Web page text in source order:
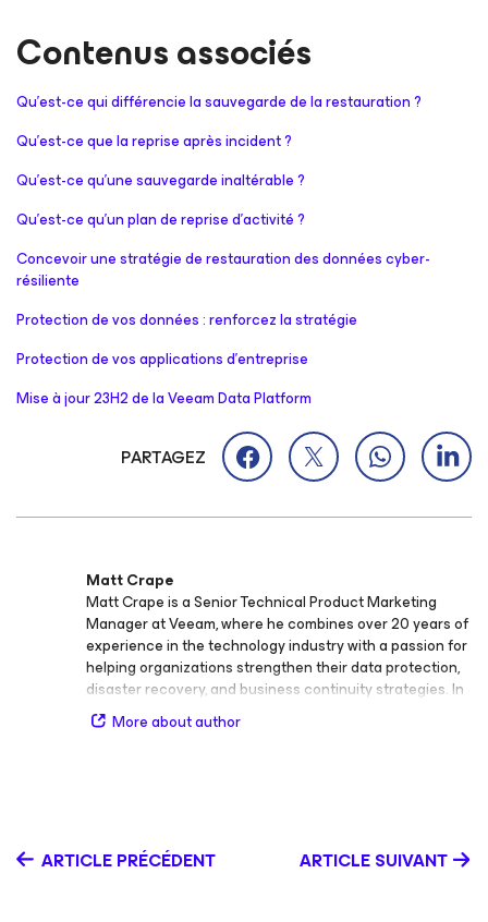
Contenus associés
Qu’est-ce qui différencie la sauvegarde de la restauration ?
Qu’est-ce que la reprise après incident ?
Qu’est-ce qu’une sauvegarde inaltérable ?
Qu’est-ce qu’un plan de reprise d’activité ?
Concevoir une stratégie de restauration des données cyber-
résiliente
Protection de vos données : renforcez la stratégie
Protection de vos applications d’entreprise
Mise à jour 23H2 de la Veeam Data Platform
PARTAGEZ
Matt Crape
Matt Crape is a Senior Technical Product Marketing
Manager at Veeam, where he combines over 20 years of
experience in the technology industry with a passion for
helping organizations strengthen their data protection,
disaster recovery, and business continuity strategies. In
his current role, Matt focuses on translating complex
technical concepts into clear, actionable insights that
approach make him a trusted advocate for modern data
More about author
ARTICLE PRÉCÉDENT ARTICLE SUIVANT